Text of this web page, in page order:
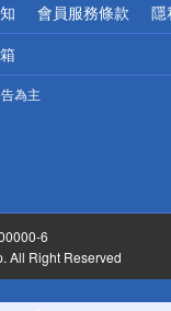
會員服務條款 隱
為主
6
All Right Reserved